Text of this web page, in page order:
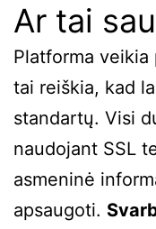
Ar tai
Platforma veikia
tai reiškia, kad
standartų. Visi
naudojant SSL
asmeninė
apsaugoti.